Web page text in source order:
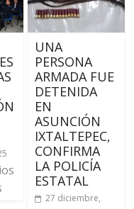
UNA
PERSONA
ARMADA FUE
DETENIDA
EN
ASUNCIÓN
IXTALTEPEC,
CONFIRMA
LA POLICÍA
ESTATAL
27 diciembre,